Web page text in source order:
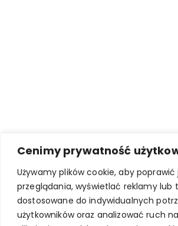
Cenimy prywatność
Używamy plików cookie, aby poprawić
przeglądania, wyświetlać reklamy lub
dostosowane do indywidualnych
użytkowników oraz analizować ruch